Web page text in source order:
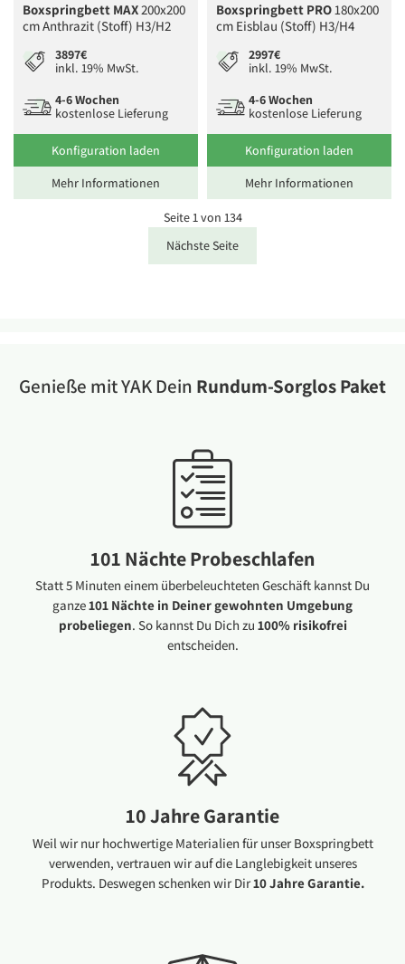
Boxspringbett MAX200x200
cm Anthrazit (Stoff) H3/H2
3897€
inkl. 19% MwSt.
4-6 Wochen
kostenlose Lieferung
Konfiguration laden
Mehr Informationen
Boxspringbett PRO180x200
cm Eisblau (Stoff) H3/H4
2997€
inkl. 19% MwSt.
4-6 Wochen
kostenlose Lieferung
Konfiguration laden
Mehr Informationen
Seite 1 von 134
Nächste Seite
Genieße mit YAK Dein Rundum-Sorglos Paket
101 Nächte Probeschlafen
Statt 5 Minuten einem überbeleuchteten Geschäft kannst Du
ganze101 Nächte in Deiner gewohnten Umgebung
probeliegen. So kannst Du Dich zu 100% risikofrei
entscheiden.
10 Jahre Garantie
Weil wir nur hochwertige Materialien für unser Boxspringbett
verwenden, vertrauen wir auf die Langlebigkeit unseres
Produkts. Deswegen schenken wir Dir10 Jahre Garantie.